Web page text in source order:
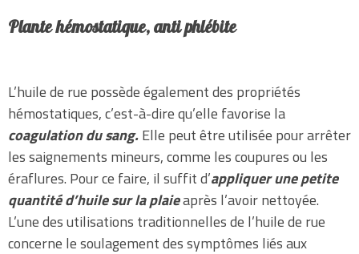
Plante hémostatique, anti phlébite
L’huile de rue possède également des propriétés
hémostatiques, c’est-à-dire qu’elle favorise la
coagulation du sang.Elle peut être utilisée pour arrêter
les saignements mineurs, comme les coupures ou les
éraflures. Pour ce faire, il suffit d’appliquer une petite
quantité d’huile sur la plaieaprès l’avoir nettoyée.
L’une des utilisations traditionnelles de l’huile de rue
concerne le soulagement des symptômes liés aux